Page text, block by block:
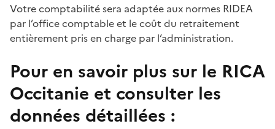
Votre comptabilité sera adaptée aux normes RIDEA
par l’office comptable et le coût du retraitement
entièrement pris en charge par l’administration.
Pour en savoir plus sur le RICA
Occitanie et consulter les
données détaillées :